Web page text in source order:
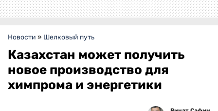
Новости » Шелковый путь
Казахстан может получить
новое производство для
химпрома и энергетики